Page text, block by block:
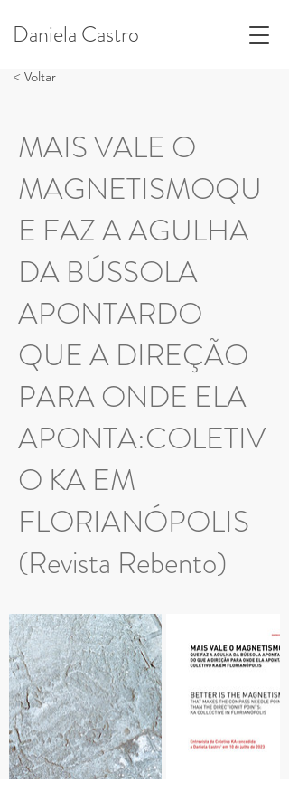
Daniela Castro
< Voltar
MAIS VALE O
MAGNETISMOQU
E FAZ A AGULHA
DA BÚSSOLA
APONTARDO
QUE A DIREÇÃO
PARA ONDE ELA
APONTA:COLETIV
O KA EM
FLORIANÓPOLIS
(Revista Rebento)